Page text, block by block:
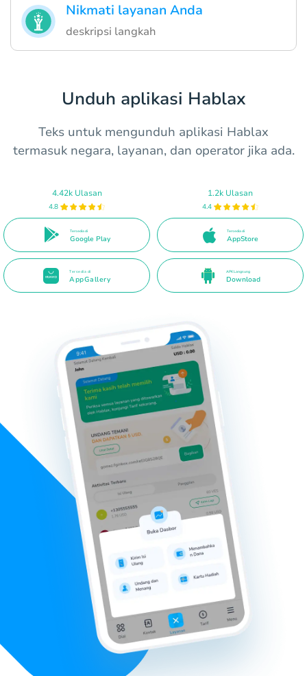
Nikmati layanan Anda
deskripsi langkah
Unduh aplikasi Hablax
Teks untuk mengunduh aplikasi Hablax
termasuk negara, layanan, dan operator jika ada.
4.42k Ulasan
4.8
Tersedia di
Google Play
1.2k Ulasan
4.4
Tersedia di
AppStore
Tersedia di
AppGallery
APK Langsung
Download